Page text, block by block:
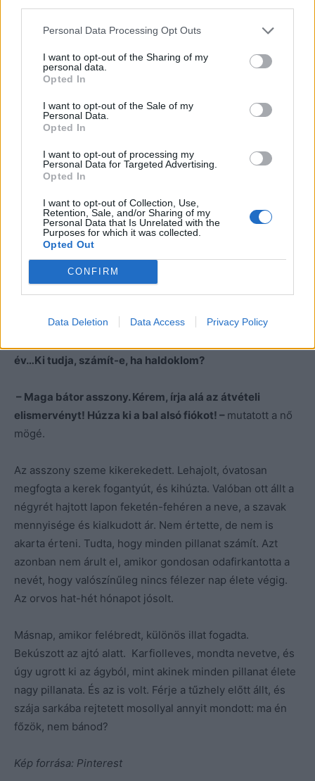
Personal Data Processing Opt Outs
I want to opt-out of the Sharing of my
personal data.
Opted In
I want to opt-out of the Sale of my
Personal Data.
Opted In
I want to opt-out of processing my
Personal Data for Targeted Advertising.
Opted In
I want to opt-out of Collection, Use,
Retention, Sale, and/or Sharing of my
Personal Data that Is Unrelated with the
Purposes for which it was collected.
Opted Out
CONFIRM
Data Deletion Data Access Privacy Policy
Az öreg felsóhajtott. Mind alkudozni akar, aki betér,
mondta magában. Ragaszkodnak a múlthoz, pedig már
mindenkinek jobb lenne, ha elmenetel előtt kevesebbre
emlékezne. Megkímélné magát a fájdalomtól. És mégis.
– Ahogy érzi. Mondja, miért fontos magának, hogy a
papírra pillantva.
szombaton karfiollevest kért ebédre, és ha nem volt,
aznap inkább nem evett semmit. Sokat nevettek rajta
emiatt, de ennyi év elteltével már nem tűnt
nevetségesnek ez a kívánság.
nagy sokára. –Inkább legyen rövidebb az életem, de
év…Ki tudja, számít-e, ha haldoklom?
– Maga bátor asszony. Kérem, írja alá az átvételi
elismervényt! Húzza ki a bal alsó fiókot! – mutatott a nő
mögé.
Az asszony szeme kikerekedett. Lehajolt, óvatosan
megfogta a kerek fogantyút, és kihúzta. Valóban ott állt a
négyrét hajtott lapon feketén-fehéren a neve, a szavak
mennyisége és kialkudott ár. Nem értette, de nem is
akarta érteni. Tudta, hogy minden pillanat számít. Azt
azonban nem árult el, amikor gondosan odafirkantotta a
nevét, hogy valószínűleg nincs félezer nap élete végig.
Az orvos hat-hét hónapot jósolt.
Másnap, amikor felébredt, különös illat fogadta.
Bekúszott az ajtó alatt. Karfiolleves, mondta nevetve, és
úgy ugrott ki az ágyból, mint akinek minden pillanat élete
nagy pillanata. És az is volt. Férje a tűzhely előtt állt, és
szája sarkába rejtetett mosollyal annyit mondott: ma én
főzök, nem bánod?
Kép forrása: Pinterest